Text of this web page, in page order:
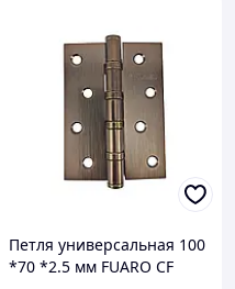
Петля универсальная 100
*70 *2.5 мм FUARO CF